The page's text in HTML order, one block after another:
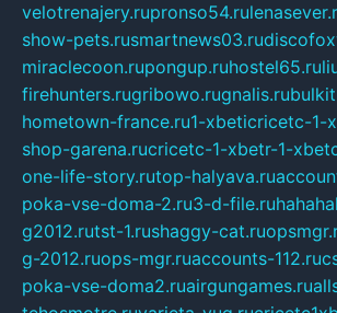
velotrenajery.rupronso54.ru
show-pets.rusmartnews03.ru
miraclecoon.rupongup.ruhostel65.ru
firehunters.rugribowo.rugnalis.ru
hometown-france.ru1-xbeticricetc-1-
shop-garena.rucricetc-1-xbetr-1-
one-life-story.rutop-halyava.ru
poka-vse-doma-2.ru3-d-file.ru
g2012.rutst-1.rushaggy-cat.ru
g-2012.ruops-mgr.ruaccounts-112.ru
poka-vse-doma2.ruairgungames.ru